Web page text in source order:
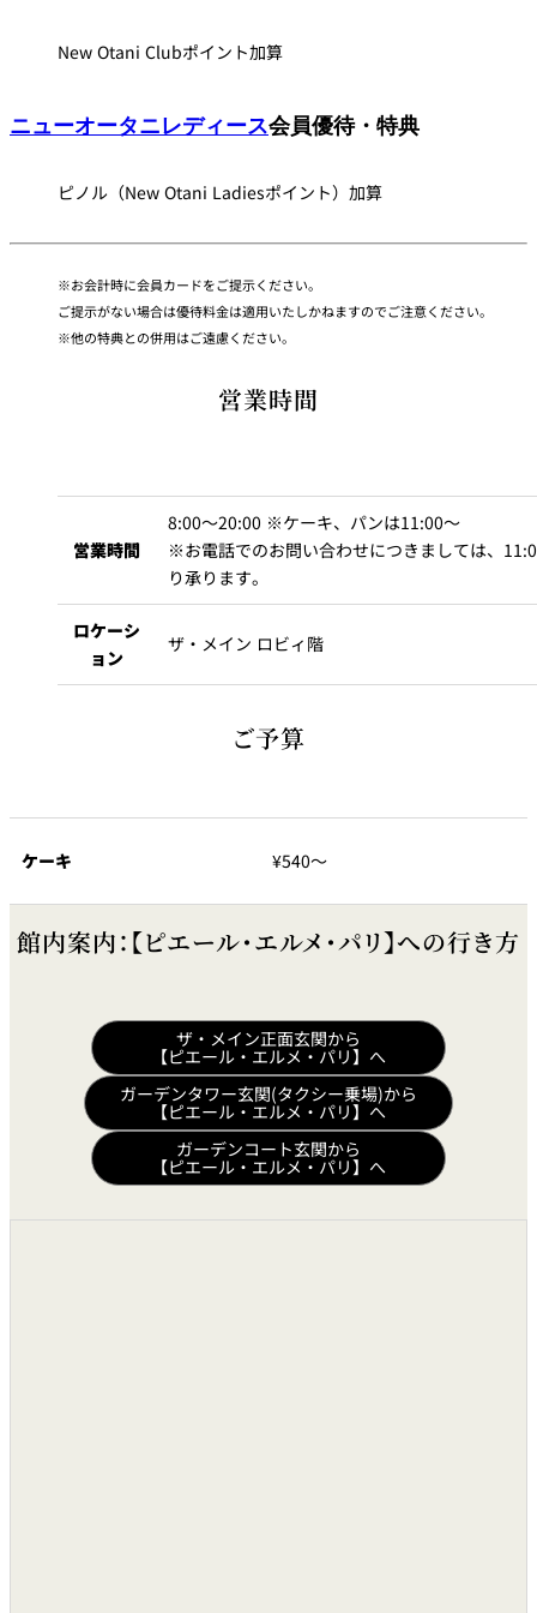
New Otani Clubポイント加算
ニューオータニレディース会員優待・特典
ピノル（New Otani Ladiesポイント）加算
お会計時に会員カードをご提示ください。
ご提示がない場合は優待料金は適用いたしかねますのでご注意ください。
他の特典との併用はご遠慮ください。
営業時間
営業時間
8:00～20:00 ※ケーキ、パンは11:00～
※お電話でのお問い合わせにつきましては、
り承ります。
ロケーシ
ョン
ザ・メイン ロビィ階
ご予算
ケーキ ¥540～
館内案内：【ピエール・エルメ・パリ】への行き方
ザ・メイン正面玄関から
【ピエール・エルメ・パリ】へ
ガーデンタワー玄関(タクシー乗場)から
【ピエール・エルメ・パリ】へ
ガーデンコート玄関から
【ピエール・エルメ・パリ】へ